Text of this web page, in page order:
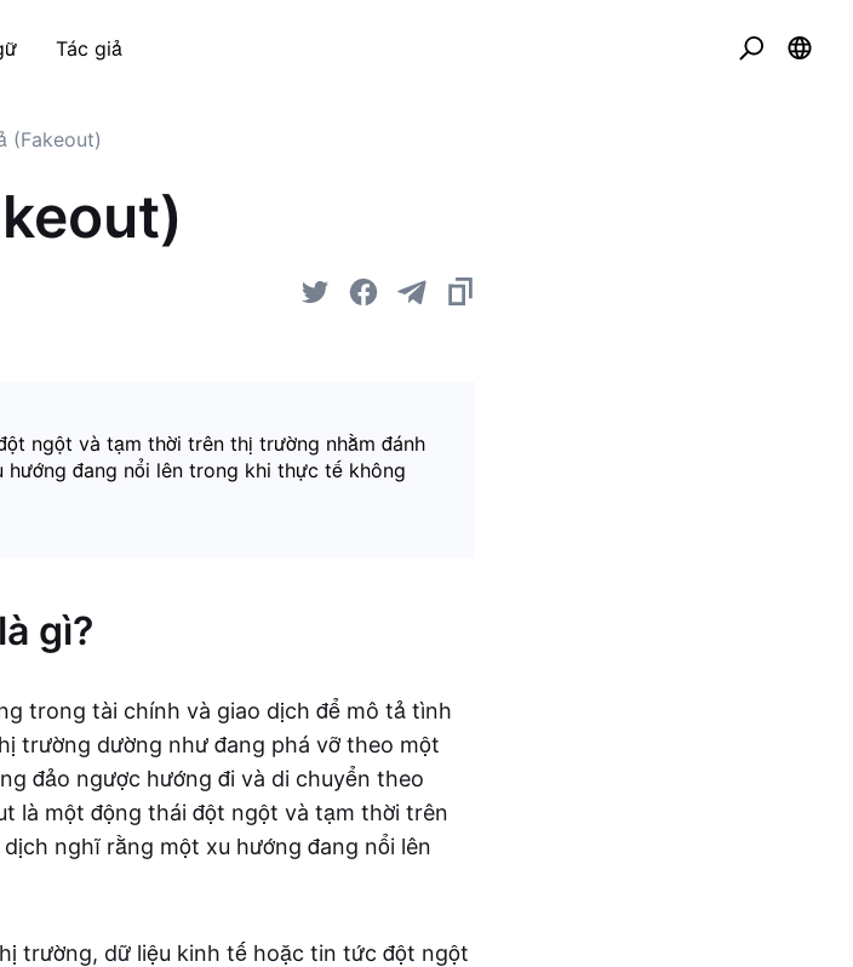
Tác giả
(Fakeout)
ngột và tạm thời trên thị trường nhằm đánh
đang nổi lên trong khi thực tế không
gì?
trong tài chính và giao dịch để mô tả tình
trường dường như đang phá vỡ theo một
đảo ngược hướng đi và di chuyển theo
là một động thái đột ngột và tạm thời trên
nghĩ rằng một xu hướng đang nổi lên
trường, dữ liệu kinh tế hoặc tin tức đột ngột